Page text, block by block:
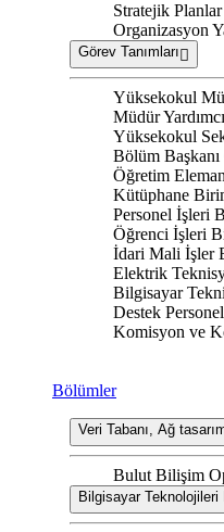
Stratejik Planlar
Organizasyon
Görev Tanımları
Yüksekokul
Müdür
Yüksekokul
Bölüm Başkanı
Öğretim
Kütüphane
Personel İşleri
Öğrenci İşleri
İdari Mali İşler
Elektrik
Bilgisayar
Destek
Komisyon ve
Bölümler
Bulut Bilişim
Bilgisayar Teknolojileri